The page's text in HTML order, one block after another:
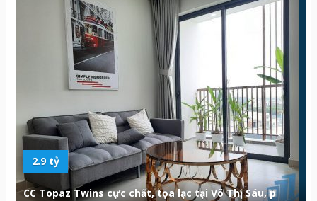
2.9 tỷ
CC Topaz Twins cực chất, tọa lạc tại Võ Thị Sáu, p